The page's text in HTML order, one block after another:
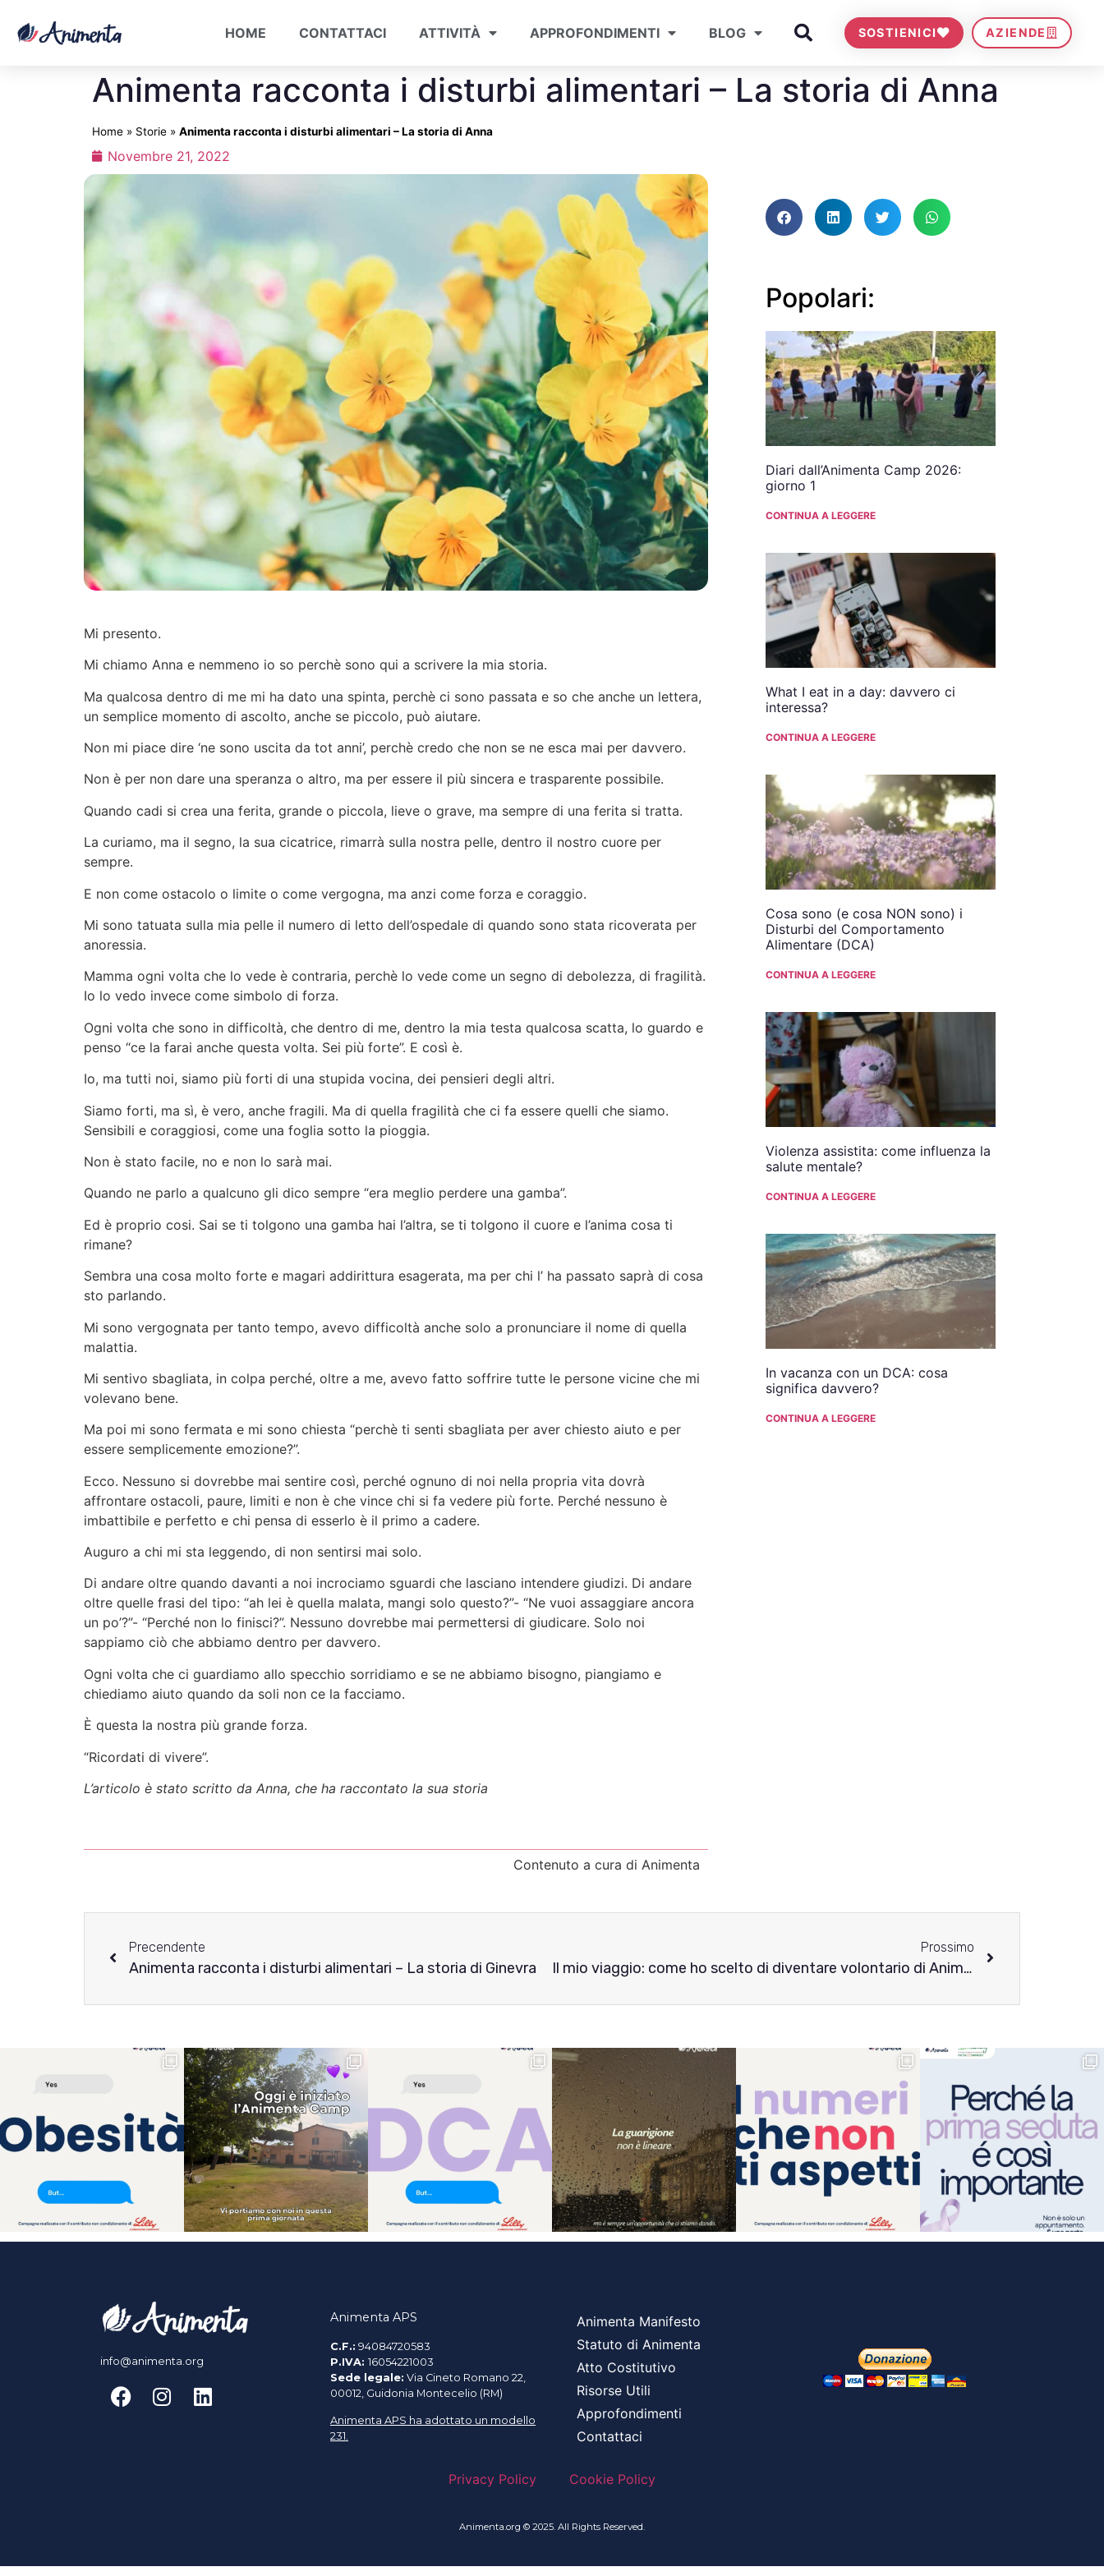
HOME CONTATTACI ATTIVITÀ APPROFONDIMENTI BLOG SOSTIENICI AZIENDE
Animenta racconta i disturbi alimentari – La storia di Anna
Home » Storie » Animenta racconta i disturbi alimentari – La storia di Anna
Novembre 21, 2022
Mi presento.
Mi chiamo Anna e nemmeno io so perchè sono qui a scrivere la mia storia.
Ma qualcosa dentro di me mi ha dato una spinta, perchè ci sono passata e so che anche un lettera,
un semplice momento di ascolto, anche se piccolo, può aiutare.
Non mi piace dire ‘ne sono uscita da tot anni’, perchè credo che non se ne esca mai per davvero.
Non è per non dare una speranza o altro, ma per essere il più sincera e trasparente possibile.
Quando cadi si crea una ferita, grande o piccola, lieve o grave, ma sempre di una ferita si tratta.
La curiamo, ma il segno, la sua cicatrice, rimarrà sulla nostra pelle, dentro il nostro cuore per
sempre.
E non come ostacolo o limite o come vergogna, ma anzi come forza e coraggio.
Mi sono tatuata sulla mia pelle il numero di letto dell’ospedale di quando sono stata ricoverata per
anoressia.
Mamma ogni volta che lo vede è contraria, perchè lo vede come un segno di debolezza, di fragilità.
Io lo vedo invece come simbolo di forza.
Ogni volta che sono in difficoltà, che dentro di me, dentro la mia testa qualcosa scatta, lo guardo e
penso “ce la farai anche questa volta. Sei più forte”. E così è.
Io, ma tutti noi, siamo più forti di una stupida vocina, dei pensieri degli altri.
Siamo forti, ma sì, è vero, anche fragili. Ma di quella fragilità che ci fa essere quelli che siamo.
Sensibili e coraggiosi, come una foglia sotto la pioggia.
Non è stato facile, no e non lo sarà mai.
Quando ne parlo a qualcuno gli dico sempre “era meglio perdere una gamba”.
Ed è proprio cosi. Sai se ti tolgono una gamba hai l’altra, se ti tolgono il cuore e l’anima cosa ti
rimane?
Sembra una cosa molto forte e magari addirittura esagerata, ma per chi l’ ha passato saprà di cosa
sto parlando.
Mi sono vergognata per tanto tempo, avevo difficoltà anche solo a pronunciare il nome di quella
malattia.
Mi sentivo sbagliata, in colpa perché, oltre a me, avevo fatto soffrire tutte le persone vicine che mi
volevano bene.
Ma poi mi sono fermata e mi sono chiesta “perchè ti senti sbagliata per aver chiesto aiuto e per
essere semplicemente emozione?”.
Ecco. Nessuno si dovrebbe mai sentire così, perché ognuno di noi nella propria vita dovrà
affrontare ostacoli, paure, limiti e non è che vince chi si fa vedere più forte. Perché nessuno è
imbattibile e perfetto e chi pensa di esserlo è il primo a cadere.
Auguro a chi mi sta leggendo, di non sentirsi mai solo.
Di andare oltre quando davanti a noi incrociamo sguardi che lasciano intendere giudizi. Di andare
oltre quelle frasi del tipo: “ah lei è quella malata, mangi solo questo?”- “Ne vuoi assaggiare ancora
un po’?”- “Perché non lo finisci?”. Nessuno dovrebbe mai permettersi di giudicare. Solo noi
sappiamo ciò che abbiamo dentro per davvero.
Ogni volta che ci guardiamo allo specchio sorridiamo e se ne abbiamo bisogno, piangiamo e
chiediamo aiuto quando da soli non ce la facciamo.
È questa la nostra più grande forza.
“Ricordati di vivere”.
L’articolo è stato scritto da Anna, che ha raccontato la sua storia
Contenuto a cura di Animenta
Popolari:
Diari dall’Animenta Camp 2026:
giorno 1
CONTINUA A LEGGERE
What I eat in a day: davvero ci
interessa?
CONTINUA A LEGGERE
Cosa sono (e cosa NON sono) i
Disturbi del Comportamento
Alimentare (DCA)
CONTINUA A LEGGERE
Violenza assistita: come influenza la
salute mentale?
CONTINUA A LEGGERE
In vacanza con un DCA: cosa
significa davvero?
CONTINUA A LEGGERE
Precendente
Animenta racconta i disturbi alimentari – La storia di Ginevra
Prossimo
Il mio viaggio: come ho scelto di diventare volontario di Animenta
info@animenta.org
Animenta APS
C.F.: 94084720583
P.IVA: 16054221003
Sede legale: Via Cineto Romano 22,
00012, Guidonia Montecelio (RM)
Animenta APS ha adottato un modello
231.
Animenta Manifesto
Statuto di Animenta
Atto Costitutivo
Risorse Utili
Approfondimenti
Contattaci
Privacy Policy Cookie Policy
Animenta.org © 2025. All Rights Reserved.